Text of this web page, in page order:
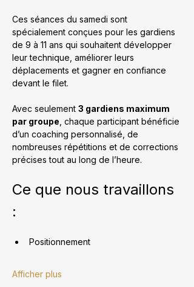
Ces séances du samedi sont
spécialement conçues pour les gardiens
de 9 à 11 ans qui souhaitent développer
leur technique, améliorer leurs
déplacements et gagner en confiance
devant le filet.
Avec seulement 3 gardiens maximum
par groupe , chaque participant bénéficie
d’un coaching personnalisé, de
nombreuses répétitions et de corrections
précises tout au long de l’heure.
Ce que nous travaillons
:
Positionnement
Afficher plus